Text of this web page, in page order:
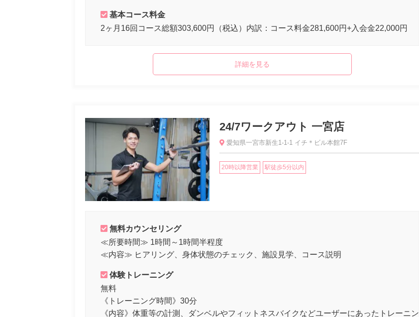
基本コース料金
2ヶ月16回コース総額303,600円（税込）内訳：コース料金281,600円+入会金22,000円
詳細を見る
24/7ワークアウト 一宮店
愛知県一宮市新生1-1-1 イチ＊ビル本館7F
20時以降営業 駅徒歩5分以内
無料カウンセリング
≪所要時間≫ 1時間～1時間半程度
≪内容≫ ヒアリング、身体状態のチェック、施設見学、コース説明
体験トレーニング
無料
《トレーニング時間》30分
《内容》体重等の計測、ダンベルやフィットネスバイクなどユーザーにあったトレーニン